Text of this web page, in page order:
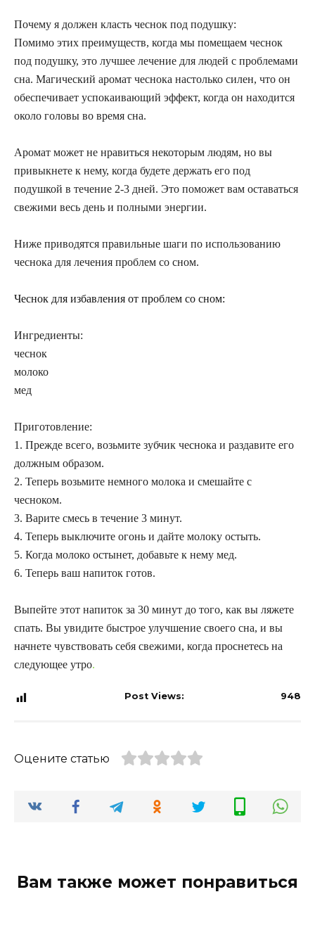
Почему я должен класть чеснок под подушку:
Помимо этих преимуществ, когда мы помещаем чеснок
под подушку, это лучшее лечение для людей с проблемами
сна. Магический аромат чеснока настолько силен, что он
обеспечивает успокаивающий эффект, когда он находится
около головы во время сна.
Аромат может не нравиться некоторым людям, но вы
привыкнете к нему, когда будете держать его под
подушкой в течение 2-3 дней. Это поможет вам оставаться
свежими весь день и полными энергии.
Ниже приводятся правильные шаги по использованию
чеснока для лечения проблем со сном.
Чеснок для избавления от проблем со сном:
Ингредиенты:
чеснок
молоко
мед
Приготовление:
1. Прежде всего, возьмите зубчик чеснока и раздавите его
должным образом.
2. Теперь возьмите немного молока и смешайте с
чесноком.
3. Варите смесь в течение 3 минут.
4. Теперь выключите огонь и дайте молоку остыть.
5. Когда молоко остынет, добавьте к нему мед.
6. Теперь ваш напиток готов.
Выпейте этот напиток за 30 минут до того, как вы ляжете
спать. Вы увидите быстрое улучшение своего сна, и вы
начнете чувствовать себя свежими, когда проснетесь на
следующее утро.
Post Views: 948
Оцените статью
Вам также может понравиться